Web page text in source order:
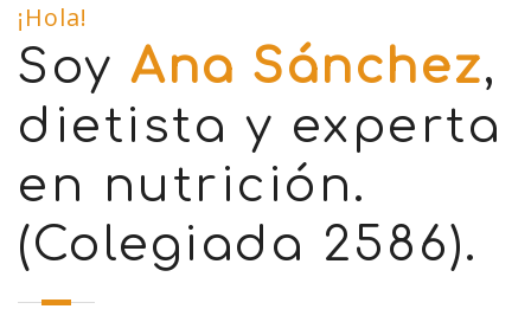
¡Hola!
Soy Ana Sánchez,
dietista y experta
en nutrición.
(Colegiada 2586).